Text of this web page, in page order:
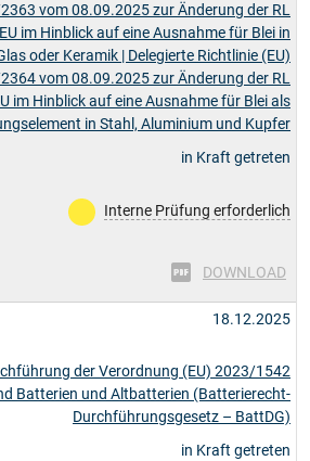
vom 08.09.2025 zur Änderung der RL
im Hinblick auf eine Ausnahme für Blei in
oder Keramik | Delegierte Richtlinie (EU)
vom 08.09.2025 zur Änderung der RL
im Hinblick auf eine Ausnahme für Blei als
in Stahl, Aluminium und Kupfer
in Kraft getreten
Interne Prüfung erforderlich
DOWNLOAD
18.12.2025
der Verordnung (EU) 2023/1542
Batterien und Altbatterien (Batterierecht-
Durchführungsgesetz – BattDG)
in Kraft getreten